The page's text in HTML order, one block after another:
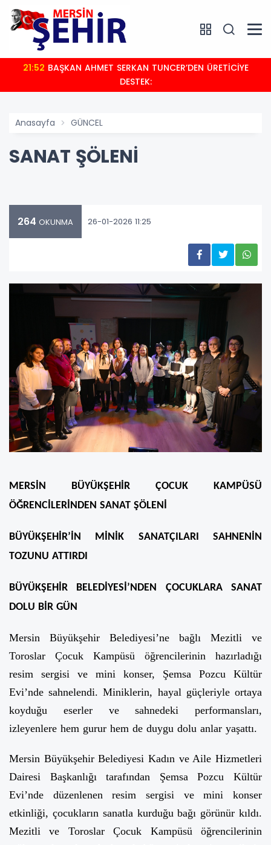
21:52
DESTEK:
Anasayfa GÜNCEL
SANAT ŞÖLENİ
264 OKUNMA 26-01-2026 11:25
MERSİN BÜYÜKŞEHİR ÇOCUK KAMPÜSÜ
ÖĞRENCİLERİNDEN SANAT ŞÖLENİ
BÜYÜKŞEHİR’İN MİNİK SANATÇILARI SAHNENİN
TOZUNU ATTIRDI
BÜYÜKŞEHİR BELEDİYESİ’NDEN ÇOCUKLARA SANAT
DOLU BİR GÜN
Mersin Büyükşehir Belediyesi’ne bağlı Mezitli ve
Toroslar Çocuk Kampüsü öğrencilerinin hazırladığı
resim sergisi ve mini konser, Şemsa Pozcu Kültür
Evi’nde sahnelendi. Miniklerin, hayal güçleriyle ortaya
koyduğu eserler ve sahnedeki performansları,
izleyenlere hem gurur hem de duygu dolu anlar yaşattı.
Mersin Büyükşehir Belediyesi Kadın ve Aile Hizmetleri
Dairesi Başkanlığı tarafından Şemsa Pozcu Kültür
Evi’nde düzenlenen resim sergisi ve mini konser
etkinliği, çocukların sanatla kurduğu bağı görünür kıldı.
Mezitli ve Toroslar Çocuk Kampüsü öğrencilerinin